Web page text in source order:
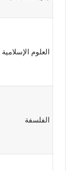
العلوم الإسلامية
الفلسفة